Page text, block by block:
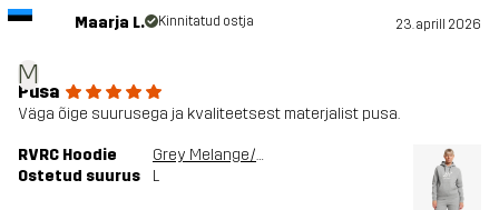
M
Maarja L. Kinnitatud ostja 23. aprill 2026
Pusa
Väga õige suurusega ja kvaliteetsest materjalist pusa.
RVRC Hoodie
Grey Melange/Oatmeal
Ostetud suurus
L